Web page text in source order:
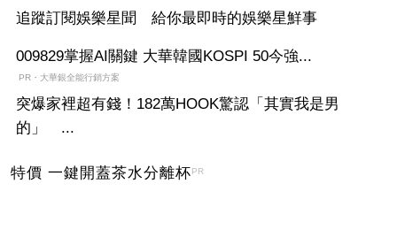
追蹤訂閱娛樂星聞 給你最即時的娛樂星鮮事
009829掌握AI關鍵 大華韓國KOSPI 50今強...
PR・大華銀全能行銷方案
突爆家裡超有錢！182萬HOOK驚認「其實我是男
的」 ...
特價 一鍵開蓋茶水分離杯PR